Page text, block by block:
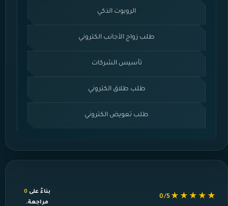
الروبوت الذكي
طلب زواج الأجانب الكتروني
تأسيس الشركات
طلب طلاق الكتروني
طلب تعويض الكتروني
★★★★★
0/5
بناءً على 0
مراجعة.